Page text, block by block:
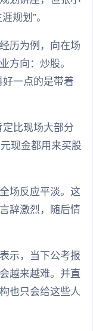
规划”。
历为例，向在场
方向：炒股。
一点的是带着
比现场大部分
现金都用来买股
场反应平淡。这
辞激烈，随后情
示，当下公考报
越来越难。并直
也只会给这些人